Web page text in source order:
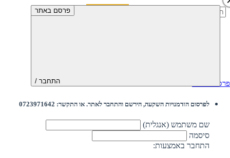
חיפוש:
פרסם מודעה התחבר /
לפרסום הזדמנויות השקעה, הירשם והתחבר לאתר. או התקשר: 0723971642
שם משתמש (אנגלית)
סיסמה
התחבר באמצעות:
פרסם באתר